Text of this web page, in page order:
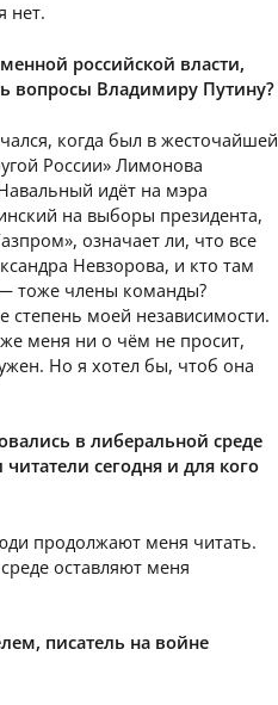
нет.
российской власти,
вопросы Владимиру Путину?
когда был в жесточайшей
России» Лимонова
идёт на мэра
на выборы президента,
означает ли, что все
Невзорова, и кто там
тоже члены команды?
степень моей независимости.
меня ни о чём не просит,
Но я хотел бы, чтоб она
в либеральной среде
сегодня и для кого
продолжают меня читать.
оставляют меня
писатель на войне